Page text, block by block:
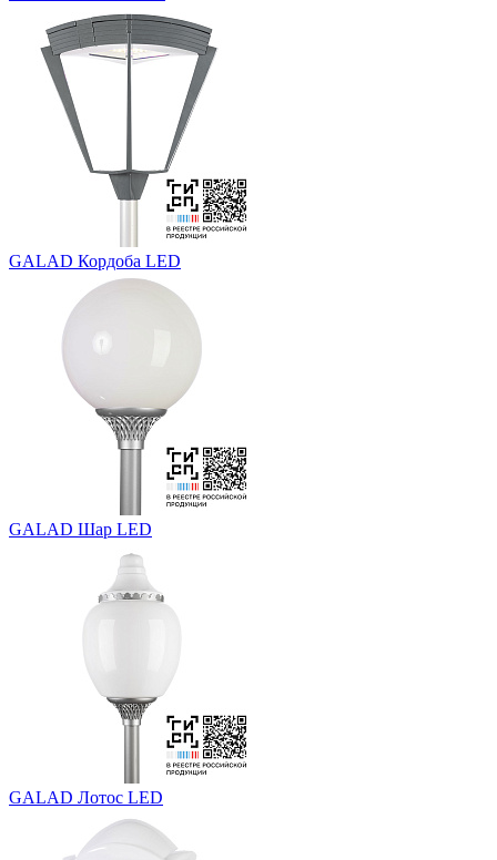
GALAD Кордоба LED
GALAD Шар LED
GALAD Лотос LED